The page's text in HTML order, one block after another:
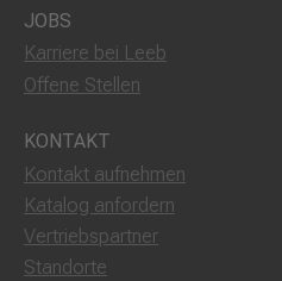
JOBS
Karriere bei Leeb
Offene Stellen
KONTAKT
Kontakt aufnehmen
Katalog anfordern
Vertriebspartner
Standorte